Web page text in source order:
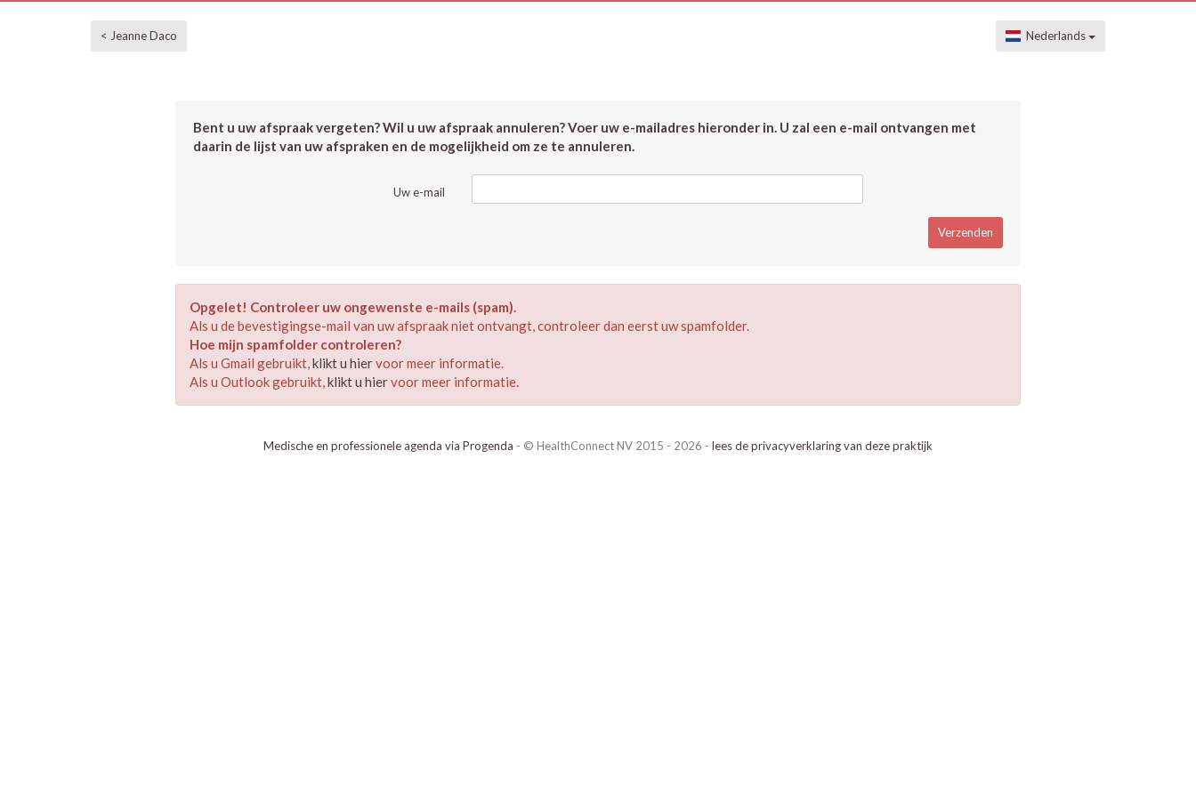
< Jeanne Daco Nederlands
Bent u uw afspraak vergeten? Wil u uw afspraak annuleren? Voer uw e-mailadres hieronder in. U zal een e-mail ontvangen met
daarin de lijst van uw afspraken en de mogelijkheid om ze te annuleren.
Uw e-mail
Opgelet! Controleer uw ongewenste e-mails (spam).
Als u de bevestigingse-mail van uw afspraak niet ontvangt, controleer dan eerst uw spamfolder.
Hoe mijn spamfolder controleren?
Als u Gmail gebruikt,klikt u hiervoor meer informatie.
Als u Outlook gebruikt,klikt u hiervoor meer informatie.
Medische en professionele agenda via Progenda - © HealthConnect NV 2015 - 2026 - lees de privacyverklaring van deze praktijk